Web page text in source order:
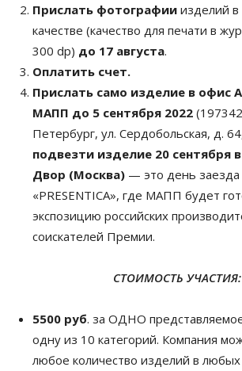
Прислать фотографии изделий
качестве (качество для печати в
300 dp) до 17 августа.
Оплатить счет.
Прислать само изделие в офис
МАПП до 5 сентября 2022
Петербург, ул. Сердобольская, д.
подвезти изделие 20 сентября
Двор (Москва) — это день заезда
«PRESENTICA», где МАПП будет
экспозицию российских
соискателей Премии.
СТОИМОСТЬ УЧАСТИЯ:
5500 руб. за ОДНО
одну из 10 категорий. Компания
любое количество изделий в любых